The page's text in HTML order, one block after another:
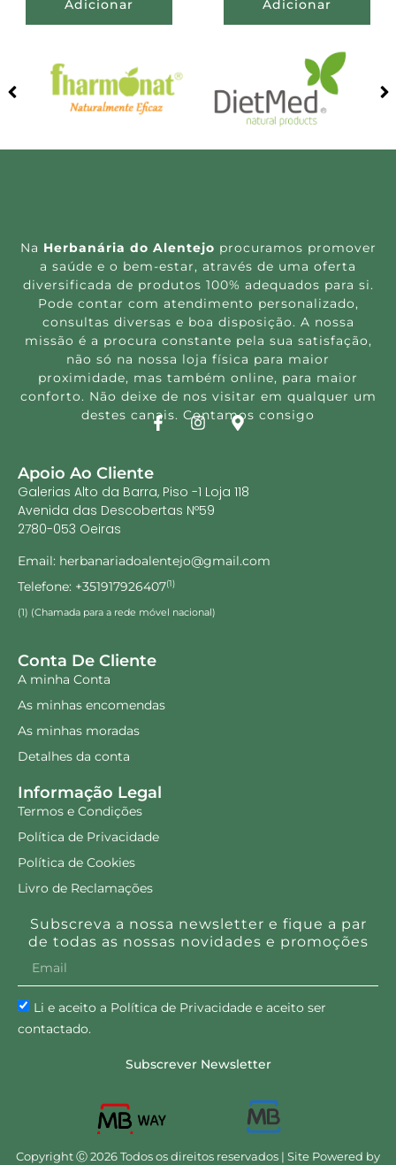
Adicionar Adicionar
Na Herbanária do Alentejo procuramos promover
a saúde e o bem-estar, através de uma oferta
diversificada de produtos 100% adequados para si.
Pode contar com atendimento personalizado,
consultas diversas e boa disposição. A nossa
missão é a procura constante pela sua satisfação,
não só na nossa loja física para maior
proximidade, mas também online, para maior
conforto. Não deixe de nos visitar em qualquer um
destes canais. Contamos consigo
Apoio Ao Cliente
Galerias Alto da Barra, Piso -1 Loja 118
Avenida das Descobertas Nº59
2780-053 Oeiras
Email: herbanariadoalentejo@gmail.com
Telefone: +351917926407(1)
(1) (Chamada para a rede móvel nacional)
Conta De Cliente
A minha Conta
As minhas encomendas
As minhas moradas
Detalhes da conta
Informação Legal
Termos e Condições
Política de Privacidade
Política de Cookies
Livro de Reclamações
Subscreva a nossa newsletter e fique a par
de todas as nossas novidades e promoções
Li e aceito a Política de Privacidade e aceito ser
contactado.
Subscrever Newsletter
Copyright Ⓒ 2026 Todos os direitos reservados | Site Powered by